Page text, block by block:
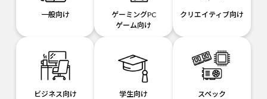
一般向け
ゲーミングPC
ゲーム向け
クリエイティブ向け
ビジネス向け 学生向け
スペック